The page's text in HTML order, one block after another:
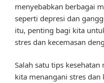
menyebabkan berbagai
seperti depresi dan
itu, penting bagi kita
stres dan kecemasan
Salah satu tips
kita menangani stres dan